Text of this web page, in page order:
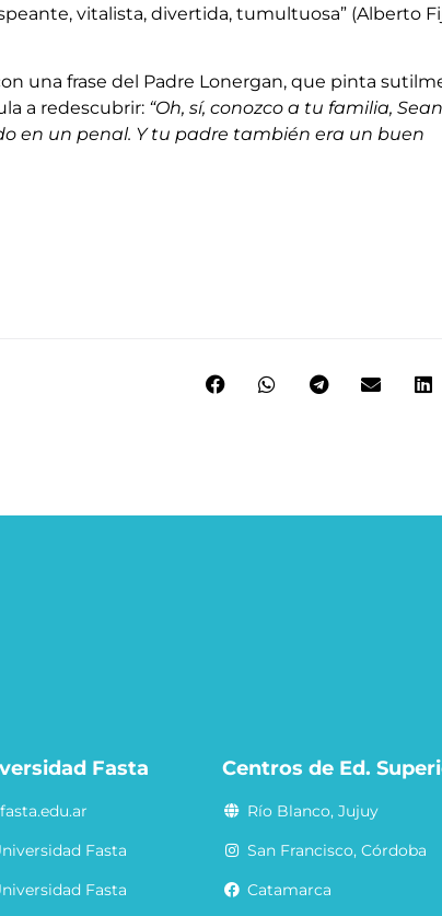
vitalista, divertida, tumultuosa” (Alberto
una frase del Padre Lonergan, que pinta
a redescubrir: “Oh, sí, conozco a tu familia,
en un penal. Y tu padre también era un buen
Fasta
Fasta
Fasta
Centros de Ed.
Río Blanco, Jujuy
San Francisco, Córdoba
Catamarca